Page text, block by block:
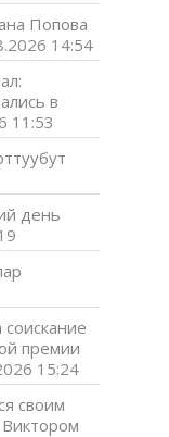
Попова
14:54
в
11:53
день
премии
15:24
своим